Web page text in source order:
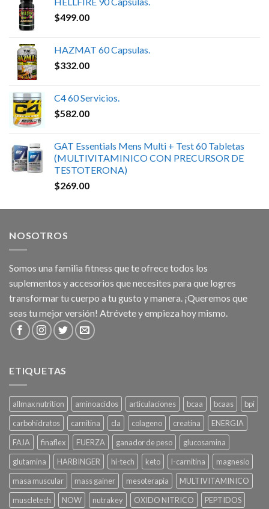
$499.00
HAZMAT 60 Capsulas.
$332.00
C4 60 Servicios.
$582.00
GAT Essentials Mens Multi + Test 60 Tabletas
(MULTIVITAMINICO CON PRECURSOR DE
TESTOTERONA)
$269.00
NOSOTROS
Somos una familia fitness que te ofrece todos los
suplementos y accesorios que necesites para que logres
transformar tu cuerpo a tu gusto y manera. ¡Queremos que
seas tu mejor versión! Atrévete y empieza hoy mismo.
ETIQUETAS
allmax nutrition aminoacidos articulaciones bcaa bcaas
bpi
carbohidratos
carnitina cla colageno creatina
ENERGIA
FAJA
finaflex FUERZA ganador de peso
glucosamina
glutamina
HARBINGER hi-tech keto l-carnitina
magnesio
masa muscular
mass gainer mesoterapia
MULTIVITAMINICO
muscletech
NOW nutrakey OXIDO NITRICO PEPTIDOS